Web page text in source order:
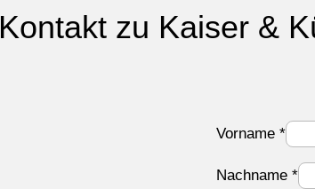
Kontakt zu Kaiser &
Vorname *
Nachname *